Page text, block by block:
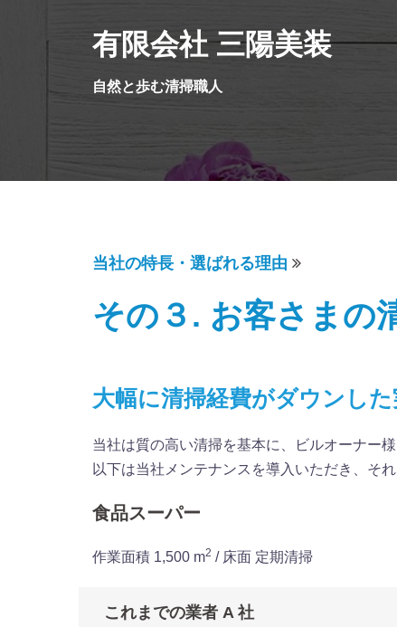
キ
有限会社 三陽美装
自然と歩む清掃職人
当社の特長・選ばれる理由
その３. お客さまの
大幅に清掃経費がダウンした
当社は質の高い清掃を基本に、ビルオーナー
以下は当社メンテナンスを導入いただき、そ
食品スーパー
作業面積 1,500 m2 / 床面 定期清掃
これまでの業者 A 社